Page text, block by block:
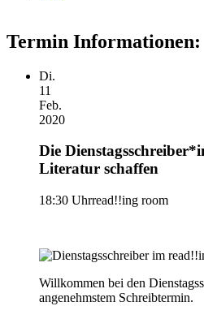
Termin Informationen:
Di.
11
Feb.
2020
Die
Literatur schaffen
18:30 Uhrread!!ing room
Willkommen bei den
angenehmstem Schreibtermin.